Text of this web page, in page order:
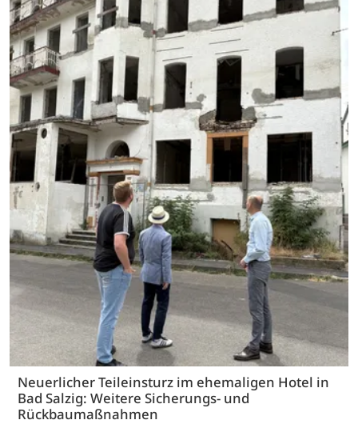
Neuerlicher Teileinsturz im ehemaligen Hotel in
Bad Salzig: Weitere Sicherungs- und
Rückbaumaßnahmen